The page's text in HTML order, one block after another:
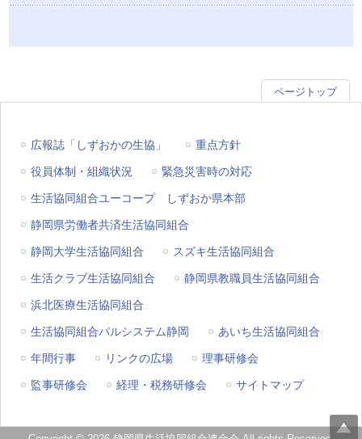
ページトップ
広報誌「しずおかの生協」 重点方針
役員体制・組織状況 緊急災害時の対応
生活協同組合ユーコープ しずおか県本部
静岡県労働者共済生活協同組合
静岡大学生活協同組合 スズキ生活協同組合
生活クラブ生活協同組合 静岡県教職員生活協同組合
浜北医療生活協同組合
生活協同組合パルシステム静岡 あいち生活協同組合
年間行事 リンクの広場 理事研修会
監事研修会 経理・税務研修会 サイトマップ